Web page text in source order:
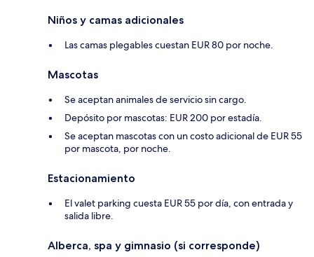
Niños y camas adicionales
Las camas plegables cuestan EUR 80 por noche.
Mascotas
Se aceptan animales de servicio sin cargo.
Depósito por mascotas: EUR 200 por estadía.
Se aceptan mascotas con un costo adicional de EUR 55
por mascota, por noche.
Estacionamiento
El valet parking cuesta EUR 55 por día, con entrada y
salida libre.
Alberca, spa y gimnasio (si corresponde)